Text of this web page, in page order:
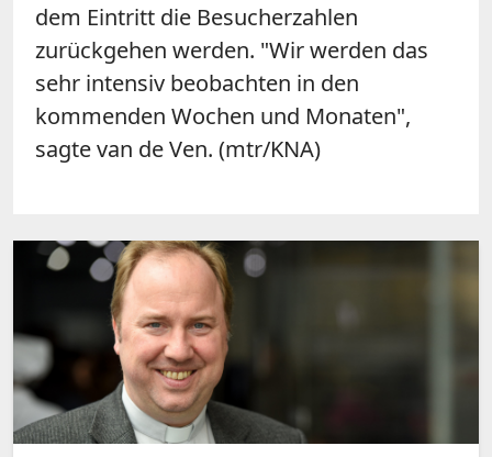
dem Eintritt die Besucherzahlen
zurückgehen werden. "Wir werden das
sehr intensiv beobachten in den
kommenden Wochen und Monaten",
sagte van de Ven. (mtr/KNA)